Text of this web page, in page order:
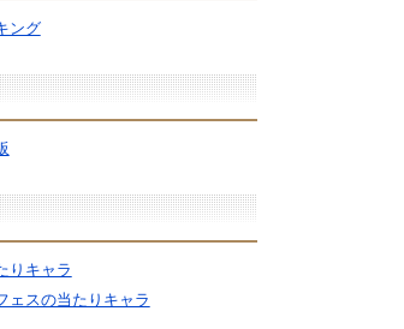
ング
りキャラ
ェスの当たりキャラ